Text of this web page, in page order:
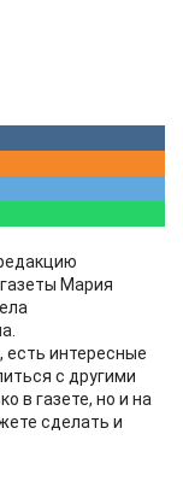
Мария
есть интересные
с другими
в газете, но и на
сделать и